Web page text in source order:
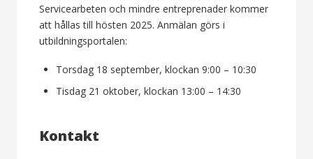
Servicearbeten och mindre entreprenader kommer
att hållas till hösten 2025. Anmälan görs i
utbildningsportalen:
Torsdag 18 september, klockan 9:00 – 10:30
Tisdag 21 oktober, klockan 13:00 – 14:30
Kontakt